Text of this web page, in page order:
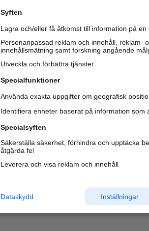
nya kunder och
Läs mer här
Syften
Lagra och/eller få åtkomst till information på en
Personanpassad reklam och innehåll, reklam-
innehållsmätning samt forskning angående
Utveckla och förbättra tjänster
Specialfunktioner
Använda exakta uppgifter om geografisk
Identifiera enheter baserat på information som
Specialsyften
Säkerställa säkerhet, förhindra och upptäcka
åtgärda fel
Leverera och visa reklam och innehåll
Inställningar
Dataskydd